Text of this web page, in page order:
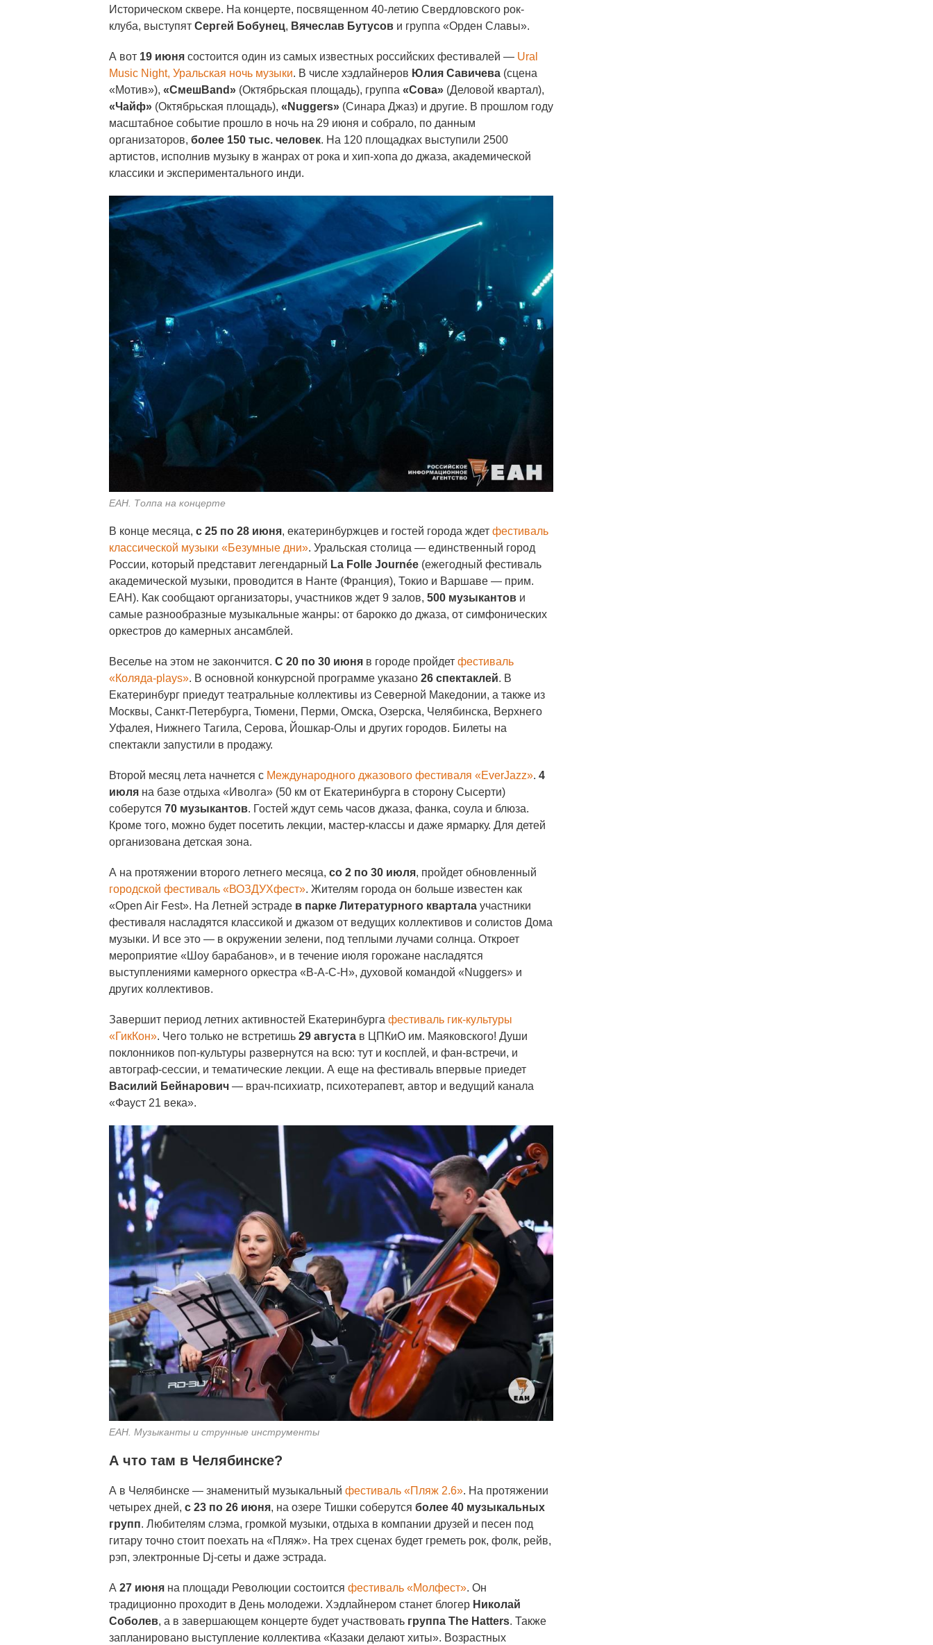
Историческом сквере. На концерте, посвященном 40-летию Свердловского рок-
клуба, выступят Сергей Бобунец, Вячеслав Бутусов и группа «Орден Славы».
А вот 19 июня состоится один из самых известных российских фестивалей — Ural
Music Night, Уральская ночь музыки. В числе хэдлайнеров Юлия Савичева (сцена
«Мотив»), «СмешBand» (Октябрьская площадь), группа «Сова» (Деловой квартал),
«Чайф» (Октябрьская площадь), «Nuggers» (Синара Джаз) и другие. В прошлом году
масштабное событие прошло в ночь на 29 июня и собрало, по данным
организаторов, более 150 тыс. человек. На 120 площадках выступили 2500
артистов, исполнив музыку в жанрах от рока и хип-хопа до джаза, академической
классики и экспериментального инди.
ЕАН. Толпа на концерте
В конце месяца, с 25 по 28 июня, екатеринбуржцев и гостей города ждет фестиваль
классической музыки «Безумные дни». Уральская столица — единственный город
России, который представит легендарный La Folle Journée (ежегодный фестиваль
академической музыки, проводится в Нанте (Франция), Токио и Варшаве — прим.
ЕАН). Как сообщают организаторы, участников ждет 9 залов, 500 музыкантов и
самые разнообразные музыкальные жанры: от барокко до джаза, от симфонических
оркестров до камерных ансамблей.
Веселье на этом не закончится. С 20 по 30 июня в городе пройдет фестиваль
«Коляда-plays». В основной конкурсной программе указано 26 спектаклей. В
Екатеринбург приедут театральные коллективы из Северной Македонии, а также из
Москвы, Санкт-Петербурга, Тюмени, Перми, Омска, Озерска, Челябинска, Верхнего
Уфалея, Нижнего Тагила, Серова, Йошкар-Олы и других городов. Билеты на
спектакли запустили в продажу.
Второй месяц лета начнется с Международного джазового фестиваля «EverJazz». 4
июля на базе отдыха «Иволга» (50 км от Екатеринбурга в сторону Сысерти)
соберутся 70 музыкантов. Гостей ждут семь часов джаза, фанка, соула и блюза.
Кроме того, можно будет посетить лекции, мастер-классы и даже ярмарку. Для детей
организована детская зона.
А на протяжении второго летнего месяца, со 2 по 30 июля, пройдет обновленный
городской фестиваль «ВОЗДУХфест». Жителям города он больше известен как
«Open Air Fest». На Летней эстраде в парке Литературного квартала участники
фестиваля насладятся классикой и джазом от ведущих коллективов и солистов Дома
музыки. И все это — в окружении зелени, под теплыми лучами солнца. Откроет
мероприятие «Шоу барабанов», и в течение июля горожане насладятся
выступлениями камерного оркестра «B-A-C-H», духовой командой «Nuggers» и
других коллективов.
Завершит период летних активностей Екатеринбурга фестиваль гик-культуры
«ГикКон». Чего только не встретишь 29 августа в ЦПКиО им. Маяковского! Души
поклонников поп-культуры развернутся на всю: тут и косплей, и фан-встречи, и
автограф-сессии, и тематические лекции. А еще на фестиваль впервые приедет
Василий Бейнарович — врач-психиатр, психотерапевт, автор и ведущий канала
«Фауст 21 века».
ЕАН. Музыканты и струнные инструменты
А что там в Челябинске?
А в Челябинске — знаменитый музыкальный фестиваль «Пляж 2.6». На протяжении
четырех дней, с 23 по 26 июня, на озере Тишки соберутся более 40 музыкальных
групп. Любителям слэма, громкой музыки, отдыха в компании друзей и песен под
гитару точно стоит поехать на «Пляж». На трех сценах будет греметь рок, фолк, рейв,
рэп, электронные Dj-сеты и даже эстрада.
А 27 июня на площади Революции состоится фестиваль «Молфест». Он
традиционно проходит в День молодежи. Хэдлайнером станет блогер Николай
Соболев, а в завершающем концерте будет участвовать группа The Hatters. Также
запланировано выступление коллектива «Казаки делают хиты». Возрастных